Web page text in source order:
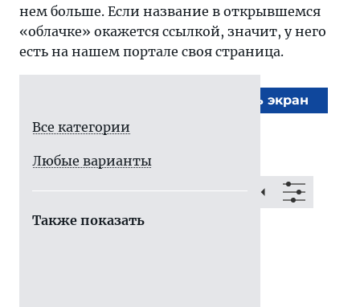
нем больше. Если название в открывшемся
«облачке» окажется ссылкой, значит, у него
есть на нашем портале своя страница.
На весь экран
Все категории
Любые варианты
Также показать